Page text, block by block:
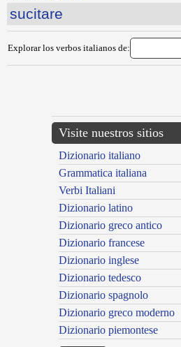
sucitare
Explorar los verbos italianos de:
Visite nuestros sitios
Dizionario italiano
Grammatica italiana
Verbi Italiani
Dizionario latino
Dizionario greco antico
Dizionario francese
Dizionario inglese
Dizionario tedesco
Dizionario spagnolo
Dizionario greco moderno
Dizionario piemontese